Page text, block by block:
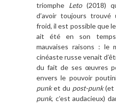
triomphe Leto(2018)
d’avoir toujours
froid, il est possible que
ait été en son
mauvaises raisons : le
cinéaste russe venait
du fait de ses œuvres
envers le pouvoir
punket du post-punk(et
punk, c’est audacieux)